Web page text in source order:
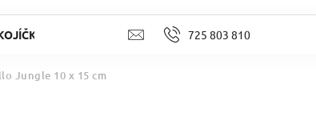
LIFESTYLE HRAČKY
725 803 810
Jungle 10 x 15 cm